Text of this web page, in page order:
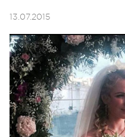
13.07.2015